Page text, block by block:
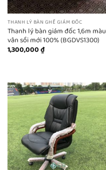
THANH LÝ BÀN GHẾ GIÁM ĐỐC
Thanh lý bàn giám đốc 1,6m màu
vân sồi mới 100% (BGDVS1300)
1,300,000₫